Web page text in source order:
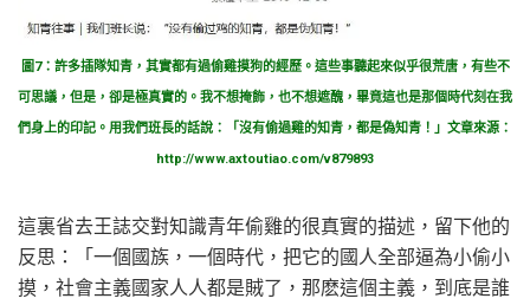
圖7：許多插隊知青，其實都有過偷雞摸狗的經歷。這些事聽起來似乎很荒唐，有些不
可思議，但是，卻是極真實的。我不想掩飾，也不想遮醜，畢竟這也是那個時代刻在我
們身上的印記。用我們班長的話說：「沒有偷過雞的知青，都是偽知青！」文章來源：
http://www.axtoutiao.com/v879893
這裏省去王誌交對知識青年偷雞的很真實的描述，留下他的
反思：「一個國族，一個時代，把它的國人全部逼為小偷小
摸，社會主義國家人人都是賊了，那麽這個主義，到底是誰